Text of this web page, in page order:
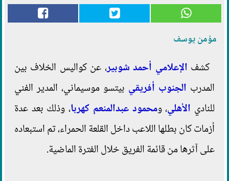
مؤمن يوسف
كشف الإعلامي أحمد شوبير، عن كواليس الخلاف بين
المدرب الجنوب أفريقي بيتسو موسيماني، المدير الفني
للنادي الأهلي، ومحمود عبدالمنعم كهربا، وذلك بعد عدة
أزمات كان بطلها اللاعب داخل القلعة الحمراء، تم استبعاده
على آثرها من قائمة الفريق خلال الفترة الماضية.